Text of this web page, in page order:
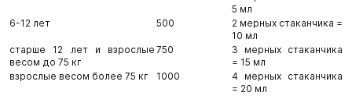
5 мл
6-12 лет
500
2 мерных стаканчика =
10 мл
старше 12 лет и взрослые
весом до 75 кг
750
3 мерных стаканчика
= 15 мл
взрослые весом более 75 кг
1000
4 мерных стаканчика
= 20 мл